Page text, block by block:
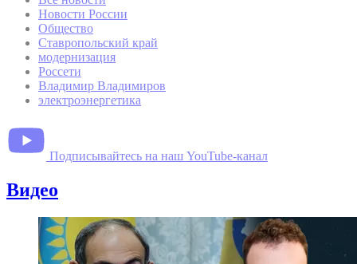
Новости России
Общество
Ставропольский край
модернизация
Россети
Владимир Владимиров
электроэнергетика
Подписывайтесь на наш YouTube-канал
Видео